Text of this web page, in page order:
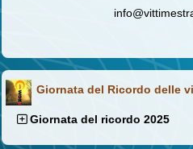
Giornata del Ricordo delle
Giornata del ricordo 2025